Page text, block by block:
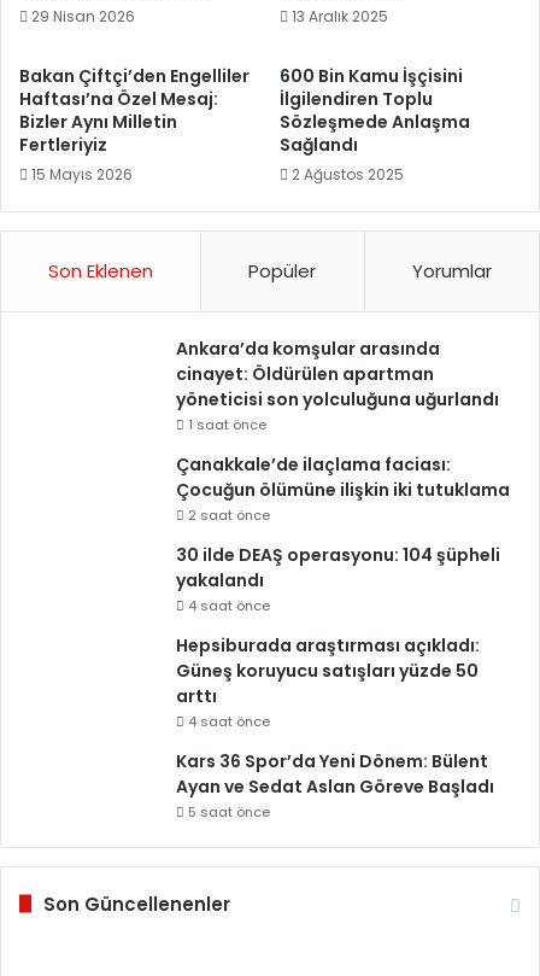
29 Nisan 2026 13 Aralık 2025
Bakan Çiftçi’den Engelliler
Haftası’na Özel Mesaj:
Bizler Aynı Milletin
Fertleriyiz
15 Mayıs 2026
600 Bin Kamu İşçisini
İlgilendiren Toplu
Sözleşmede Anlaşma
Sağlandı
2 Ağustos 2025
Son Eklenen Popüler Yorumlar
Ankara’da komşular arasında
cinayet: Öldürülen apartman
yöneticisi son yolculuğuna uğurlandı
1 saat önce
Çanakkale’de ilaçlama faciası:
Çocuğun ölümüne ilişkin iki tutuklama
2 saat önce
30 ilde DEAŞ operasyonu: 104 şüpheli
yakalandı
4 saat önce
Hepsiburada araştırması açıkladı:
Güneş koruyucu satışları yüzde 50
arttı
4 saat önce
Kars 36 Spor’da Yeni Dönem: Bülent
Ayan ve Sedat Aslan Göreve Başladı
5 saat önce
Son Güncellenenler